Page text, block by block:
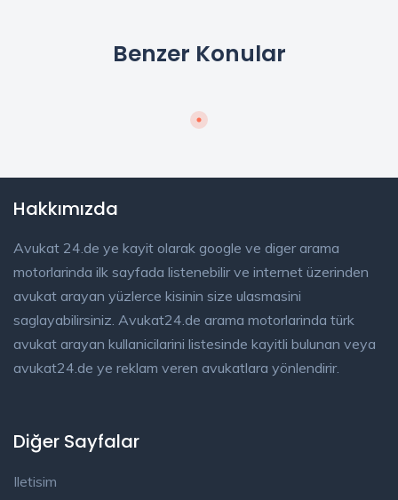
Benzer Konular
Hakkımızda
Avukat 24.de ye kayit olarak google ve diger arama
motorlarinda ilk sayfada listenebilir ve internet üzerinden
avukat arayan yüzlerce kisinin size ulasmasini
saglayabilirsiniz. Avukat24.de arama motorlarinda türk
avukat arayan kullanicilarini listesinde kayitli bulunan veya
avukat24.de ye reklam veren avukatlara yönlendirir.
Diğer Sayfalar
Iletisim